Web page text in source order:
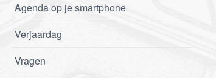
Agenda op je smartphone
Verjaardag
Vragen